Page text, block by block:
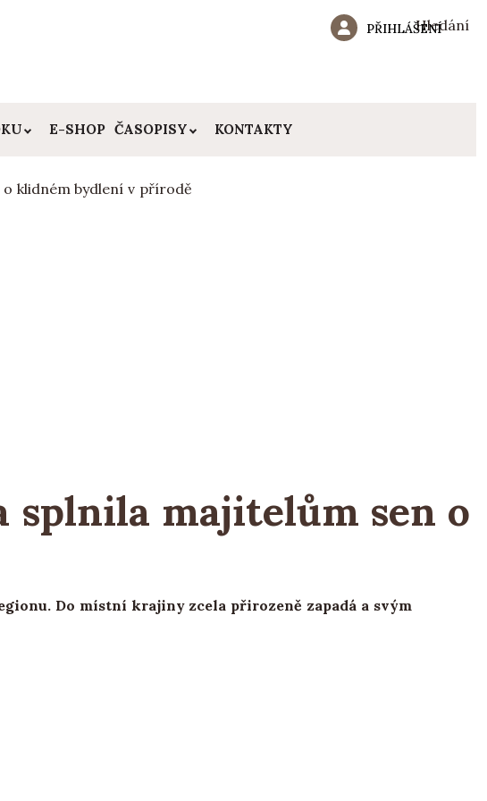
Hledání
PŘIHLÁŠENÍ
E-SHOP ČASOPISY KONTAKTY
klidném bydlení v přírodě
splnila majitelům sen o
Do místní krajiny zcela přirozeně zapadá a svým